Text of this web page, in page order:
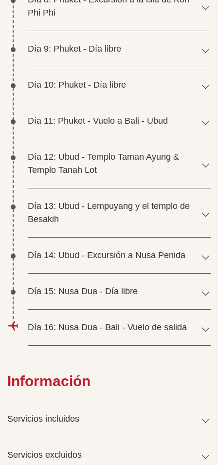
Phi Phi
Día 9: Phuket - Día libre
Día 10: Phuket - Día libre
Día 11: Phuket - Vuelo a Bali - Ubud
Día 12: Ubud - Templo Taman Ayung &
Templo Tanah Lot
Día 13: Ubud - Lempuyang y el templo de
Besakih
Día 14: Ubud - Excursión a Nusa Penida
Día 15: Nusa Dua - Día libre
Día 16: Nusa Dua - Bali - Vuelo de salida
Información
Servicios incluidos
Servicios excluidos